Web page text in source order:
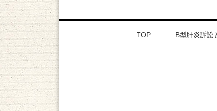
TOP B型肝炎訴訟